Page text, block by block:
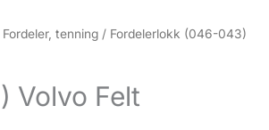
tenning / Fordelerlokk (046-043)
Volvo Felt